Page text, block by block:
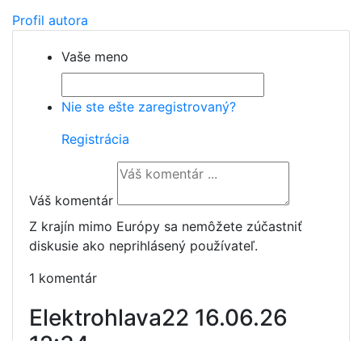
Profil autora
Vaše meno
Nie ste ešte zaregistrovaný?
Registrácia
Váš komentár
Z krajín mimo Európy sa nemôžete zúčastniť
diskusie ako neprihlásený používateľ.
1 komentár
Elektrohlava22 16.06.26